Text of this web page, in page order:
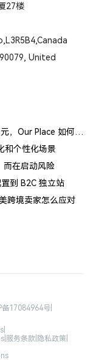
27楼
United
DTC 厨具品牌出海案例：一口锅年销近亿美元，Our Place 如何建立信任体系
和个性化场景
而在启动风险
到 B2C 独立站
跨境卖家怎么应对
备17084964号
服务条款 隐私政策